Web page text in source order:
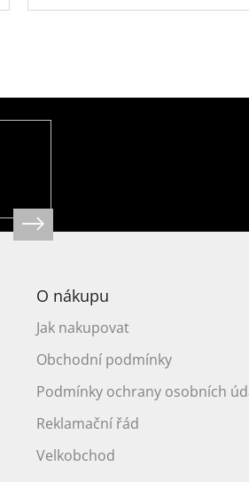
O nákupu
Jak nakupovat
Obchodní podmínky
Podmínky ochrany osobních
Reklamační řád
Velkobchod